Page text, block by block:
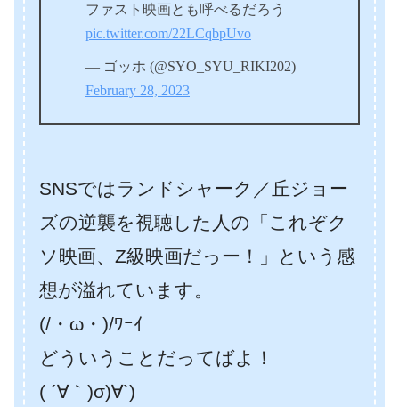
ファスト映画とも呼べるだろう
pic.twitter.com/22LCqbpUvo
— ゴッホ (@SYO_SYU_RIKI202)
February 28, 2023
SNSではランドシャーク／丘ジョー
ズの逆襲を視聴した人の「これぞク
ソ映画、Z級映画だっー！」という感
想が溢れています。
(/・ω・)/ﾜｰｲ
どういうことだってばよ！
( ´∀｀)σ)∀`)